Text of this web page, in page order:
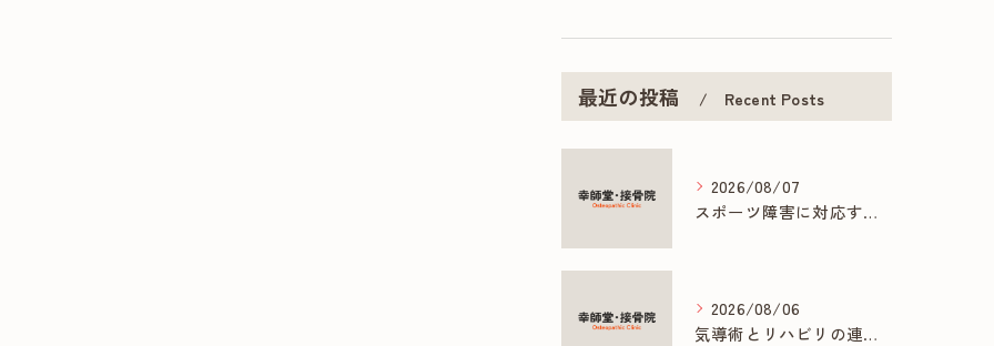
最近の投稿 Recent Posts
2026/08/07
スポーツ障害に対応する接骨院の専門施術とは
2026/08/06
気導術とリハビリの連携で促す早期回復法